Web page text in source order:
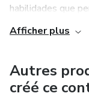
Imaginez votre vie
habilidades que
Afficher plus
Autres
créé ce